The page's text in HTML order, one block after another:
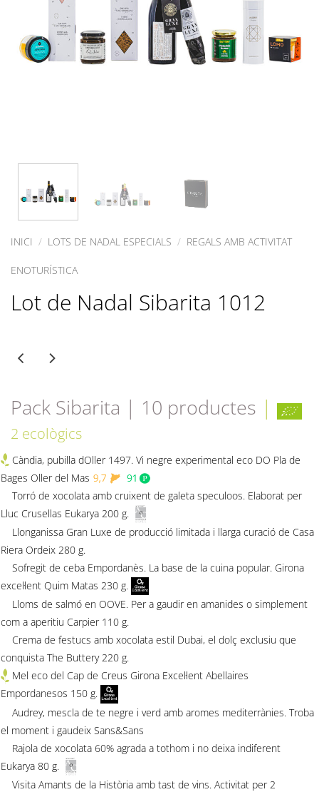
INICI / LOTS DE NADAL ESPECIALS / REGALS AMB ACTIVITAT
ENOTURÍSTICA
Lot de Nadal Sibarita 1012
Pack Sibarita | 10 productes |
2 ecològics
Càndia, pubilla dOller 1497. Vi negre experimental eco DO Pla de
Bages Oller del Mas
Torró de xocolata amb cruixent de galeta speculoos. Elaborat per
Lluc Crusellas Eukarya 200 g.
Llonganissa Gran Luxe de producció limitada i llarga curació de Casa
Riera Ordeix 280 g.
Sofregit de ceba Empordanès. La base de la cuina popular. Girona
excel·lent Quim Matas 230 g.
Lloms de salmó en OOVE. Per a gaudir en amanides o simplement
com a aperitiu Carpier 110 g.
Crema de festucs amb xocolata estil Dubai, el dolç exclusiu que
conquista The Buttery 220 g.
Mel eco del Cap de Creus Girona Excel·lent Abellaires
Empordanesos 150 g.
Audrey, mescla de te negre i verd amb aromes mediterrànies. Troba
el moment i gaudeix Sans&Sans
Rajola de xocolata 60% agrada a tothom i no deixa indiferent
Eukarya 80 g.
Visita Amants de la Història amb tast de vins. Activitat per 2